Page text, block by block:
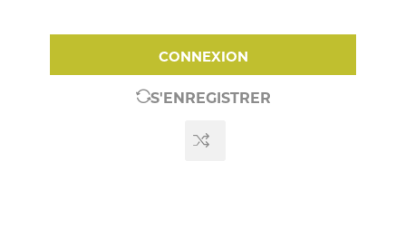
CONNEXION
S'ENREGISTRER